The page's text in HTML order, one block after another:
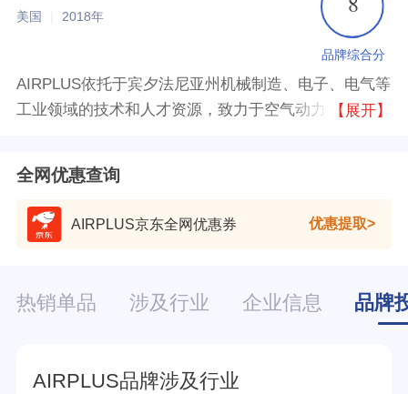
美国 2018年
品牌综合分
AIRPLUS依托于宾夕法尼亚州机械制造、电子、电气等
工业领域的技术和人才资源，致力于空气动力、环境治
【展开】
全网优惠查询
AIRPLUS京东全网优惠券 优惠提取
热销单品 涉及行业 企业信息 品牌
AIRPLUS品牌涉及行业